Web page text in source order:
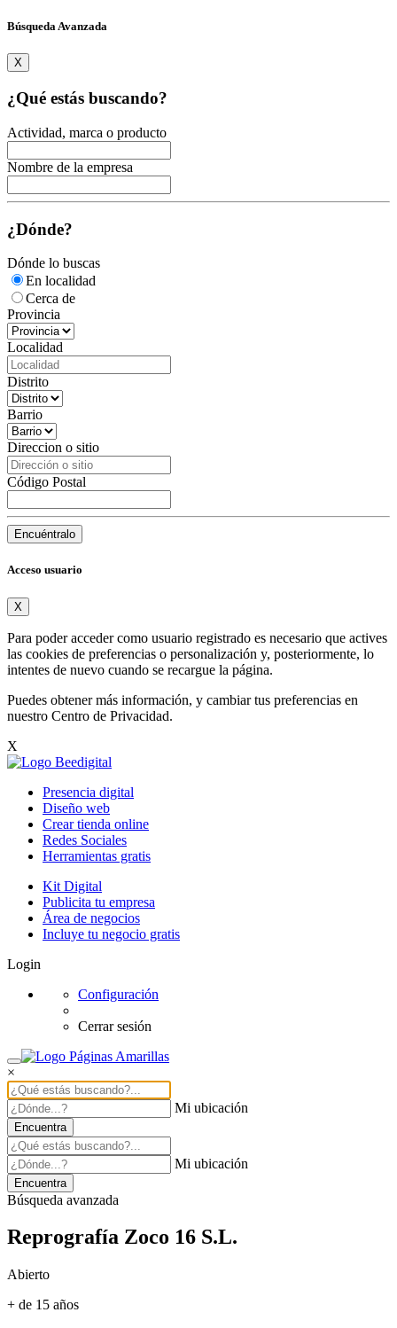
Búsqueda Avanzada
X
¿Qué estás buscando?
Actividad, marca o producto
Nombre de la empresa
¿Dónde?
Dónde lo buscas
En localidad
Cerca de
Provincia
Localidad
Distrito
Barrio
Direccion o sitio
Código Postal
Encuéntralo
Acceso usuario
X
Para poder acceder como usuario registrado es necesario que actives
las cookies de preferencias o personalización y, posteriormente, lo
intentes de nuevo cuando se recargue la página.
Puedes obtener más información, y cambiar tus preferencias en
nuestro Centro de Privacidad.
X
Presencia digital
Diseño web
Crear tienda online
Redes Sociales
Herramientas gratis
Kit Digital
Publicita tu empresa
Área de negocios
Incluye tu negocio gratis
Login
Configuración
Cerrar sesión
×
Mi ubicación
Encuentra
Mi ubicación
Encuentra
Búsqueda avanzada
Reprografía Zoco 16 S.L.
Abierto
+ de 15 años